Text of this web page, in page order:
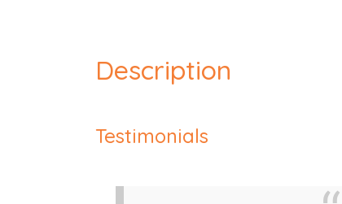
Description
Testimonials